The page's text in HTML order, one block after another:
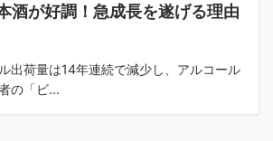
酒が好調！急成長を遂げる理由
出荷量は14年連続で減少し、アルコール
の「ビ...